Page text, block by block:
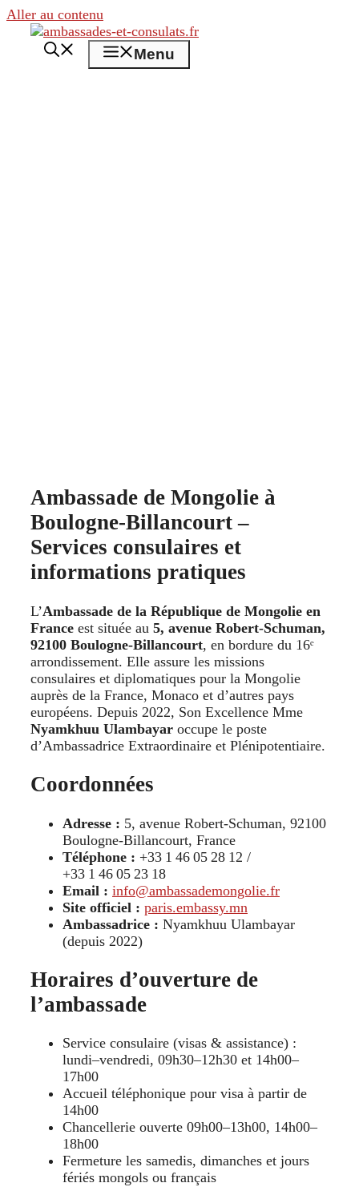
Aller au contenu
Menu
Ambassade de Mongolie à
Boulogne‑Billancourt –
Services consulaires et
informations pratiques
L’Ambassade de la République de Mongolie en
France est située au 5, avenue Robert‑Schuman,
92100 Boulogne‑Billancourt, en bordure du 16ᵉ
arrondissement. Elle assure les missions
consulaires et diplomatiques pour la Mongolie
auprès de la France, Monaco et d’autres pays
européens. Depuis 2022, Son Excellence Mme
Nyamkhuu Ulambayar occupe le poste
d’Ambassadrice Extraordinaire et Plénipotentiaire.
Coordonnées
Adresse : 5, avenue Robert‑Schuman, 92100
Boulogne‑Billancourt, France
Téléphone : +33 1 46 05 28 12 /
+33 1 46 05 23 18
Email : info@ambassademongolie.fr
Site officiel : paris.embassy.mn
Ambassadrice : Nyamkhuu Ulambayar
(depuis 2022)
Horaires d’ouverture de
l’ambassade
Service consulaire (visas & assistance) :
lundi–vendredi, 09h30–12h30 et 14h00–
17h00
Accueil téléphonique pour visa à partir de
14h00
Chancellerie ouverte 09h00–13h00, 14h00–
18h00
Fermeture les samedis, dimanches et jours
fériés mongols ou français